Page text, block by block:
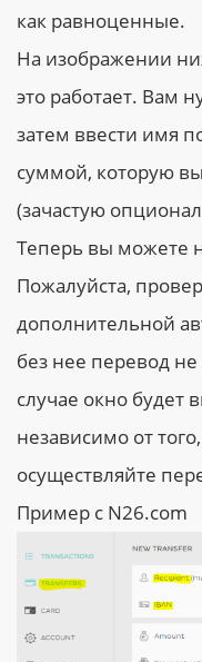
как равноценные.
На изображении
это работает. Вам
затем ввести имя
суммой, которую
(зачастую
Теперь вы можете
Пожалуйста,
дополнительной
без нее перевод
случае окно будет
независимо от
осуществляйте
Пример с N26.com